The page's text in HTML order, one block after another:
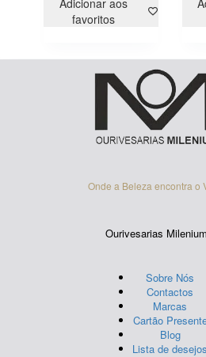
Adicionar aos
favoritos
Onde a Beleza encontra o
Ourivesarias Milenium
Sobre Nós
Contactos
Marcas
Cartão
Blog
Lista de desejos